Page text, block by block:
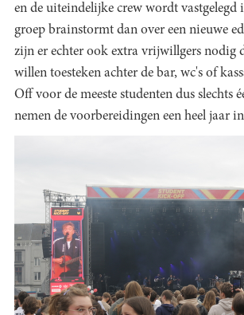
en de uiteindelijke crew wordt vastgelegd
groep brainstormt dan over een nieuwe
zijn er echter ook extra vrijwillgers nodig
willen toesteken achter de bar, wc's of
Off voor de meeste studenten dus slechts
nemen de voorbereidingen een heel jaar